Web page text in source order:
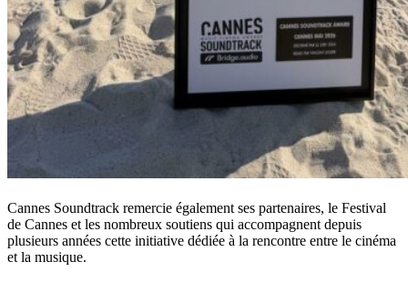
Cannes Soundtrack remercie également ses partenaires, le Festival
de Cannes et les nombreux soutiens qui accompagnent depuis
plusieurs années cette initiative dédiée à la rencontre entre le cinéma
et la musique.